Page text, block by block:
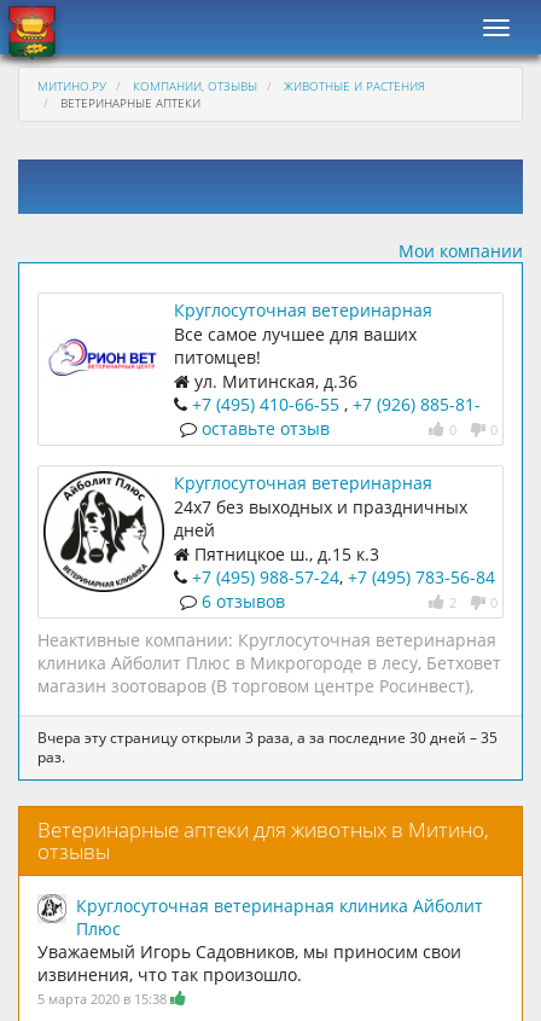
МИТИНО.РУ КОМПАНИИ, ОТЗЫВЫ
ЖИВОТНЫЕ И РАСТЕНИЯ
ВЕТЕРИНАРНЫЕ АПТЕКИ
Мои компании
Круглосуточная ветеринарная
клиника Орион Вет
Все самое лучшее для ваших
питомцев!
ул. Митинская, д.36
+7 (495) 410-66-55 , +7 (926) 885-81-
40
0 0
оставьте отзыв
Круглосуточная ветеринарная
клиника Айболит Плюс
24х7 без выходных и праздничных
дней
Пятницкое ш., д.15 к.3
+7 (495) 988-57-24, +7 (495) 783-56-84
2 0
6 отзывов
Неактивные компании: Круглосуточная ветеринарная
клиника Айболит Плюс в Микрогороде в лесу, Бетховет
магазин зоотоваров (В торговом центре Росинвест),
Вчера эту страницу открыли 3 раза, а за последние 30 дней – 35
раз.
Ветеринарные аптеки для животных в Митино,
отзывы
Круглосуточная ветеринарная клиника Айболит
Плюс
Уважаемый Игорь Садовников, мы приносим свои
извинения, что так произошло.
5 марта 2020 в 15:38